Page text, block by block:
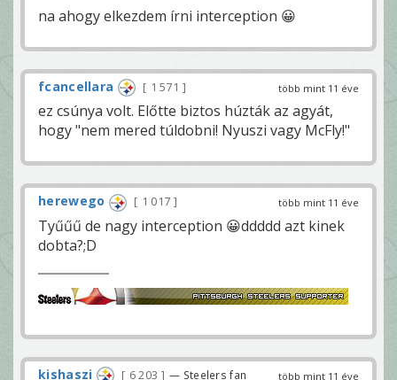
na ahogy elkezdem írni interception 😀
több mint 11 éve
fcancellara 1 571
ez csúnya volt. Előtte biztos húzták az agyát,
hogy "nem mered túldobni! Nyuszi vagy McFly!"
több mint 11 éve
herewego 1 017
Tyűűű de nagy interception 😀ddddd azt kinek
dobta?;D
több mint 11 éve
kishaszi 6 203 — Steelers fan